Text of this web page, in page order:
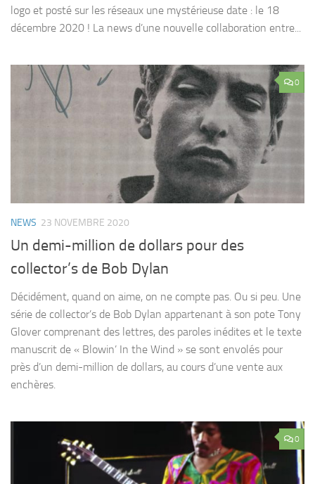
logo et posté sur les réseaux une mystérieuse date : le 18
décembre 2020 ! La news d’une nouvelle collaboration entre...
0
NEWS 23 NOVEMBRE 2020
Un demi-million de dollars pour des
collector’s de Bob Dylan
Décidément, quand on aime, on ne compte pas. Ou si peu. Une
série de collector’s de Bob Dylan appartenant à son pote Tony
Glover comprenant des lettres, des paroles inédites et le texte
manuscrit de « Blowin’ In the Wind » se sont envolés pour
près d’un demi-million de dollars, au cours d’une vente aux
enchères.
0